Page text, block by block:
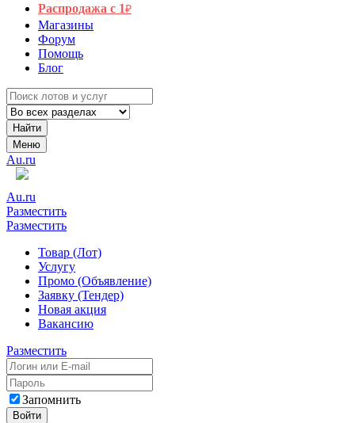
Распродажа с 1₽
Магазины
Форум
Помощь
Блог
Найти
Меню
Au.ru
Au.ru
Разместить
Разместить
Товар (Лот)
Услугу
Промо (Объявление)
Заявку (Тендер)
Новая акция
Вакансию
Разместить
Запомнить
Войти